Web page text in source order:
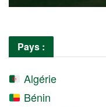
Pays :
Algérie
Bénin